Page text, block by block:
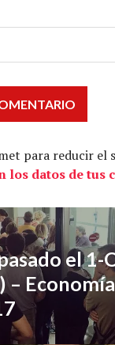
para reducir el
los datos de tus
el 1-
–